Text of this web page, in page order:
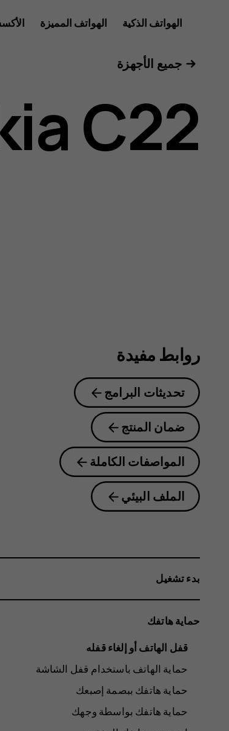
دليل
مستخدم
Nokia
الهواتف الذكية الهواتف المميزة
جميع الأجهزة
C22
روابط مفيدة
تحديثات البرامج
ضمان المنتج
المواصفات الكاملة
الملف البيئي
بدء تشغيل
حماية هاتفك
قفل الهاتف أو إلغاء قفله
حماية الهاتف باستخدام قفل الشاشة
حماية هاتفك ببصمة إصبعك
حماية هاتفك بواسطة وجهك